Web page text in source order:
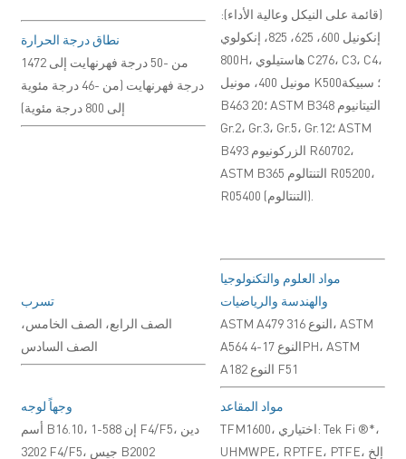
نطاق درجة الحرارة
من -50 درجة فهرنهايت إلى 1472
درجة فهرنهايت (من -46 درجة مئوية
إلى 800 درجة مئوية)
(قائمة على النيكل وعالية الأداء):
إنكونيل 600، 625، 825، إنكولوي
800H، هاستيلوي C276، C3، C4،
مونيل 400، مونيل K500؛ سبيكة
B463 20؛ ASTM B348 التيتانيوم
Gr.2، Gr.3، Gr.5، Gr.12؛ ASTM
B493 الزركونيوم R60702،
ASTM B365 التنتالوم R05200،
R05400 (التنتالوم).
تسرب
الصف الرابع، الصف الخامس،
الصف السادس
مواد العلوم والتكنولوجيا
والهندسة والرياضيات
ASTM A479 النوع 316، ASTM
A564 النوع 17-4PH، ASTM
A182 النوع F51
وجهاً لوجه
أسم B16.10، إن 588-1 F4/F5، دين
3202 F4/F5، جيس B2002
مواد المقاعد
TFM1600، اختياري: Tek Fi ®*،
UHMWPE، RPTFE، PTFE، إلخ